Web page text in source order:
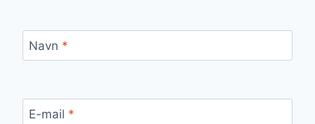
Navn *
E-mail *